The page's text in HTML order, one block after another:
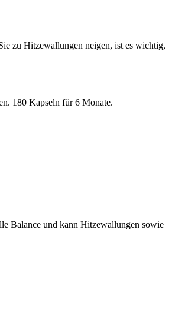
zu Hitzewallungen neigen, ist es wichtig,
180 Kapseln für 6 Monate.
Balance und kann Hitzewallungen sowie